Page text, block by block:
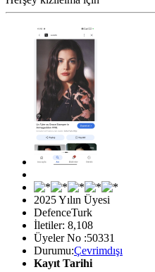
2025 Yılın Üyesi
DefenceTurk
İletiler: 8,108
Üyeler No :50331
Durumu:Çevrimdışı
Kayıt Tarihi